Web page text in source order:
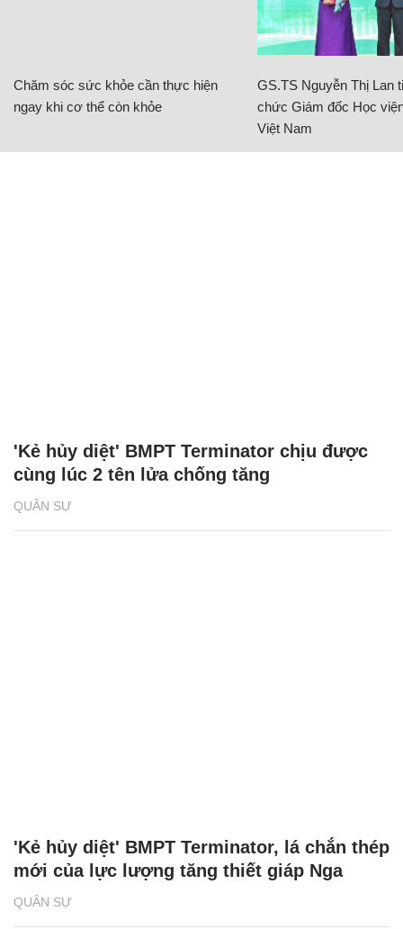
Chăm sóc sức khỏe cần thực hiện
ngay khi cơ thể còn khỏe
GS.TS Nguyễn Thị Lan
chức Giám đốc Học
Việt Nam
QUÂN SỰ
'Kẻ hủy diệt' BMPT Terminator chịu được
cùng lúc 2 tên lửa chống tăng
QUÂN SỰ
'Kẻ hủy diệt' BMPT Terminator, lá chắn thép
mới của lực lượng tăng thiết giáp Nga